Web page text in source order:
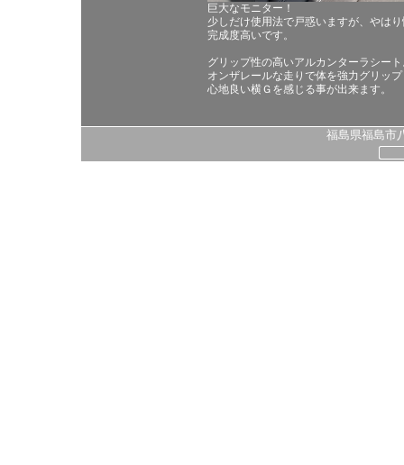
巨大なモニター！
少しだけ使用法で戸惑いますが、やは
完成度高いです。
グリップ性の高いアルカンターラシー
オンザレールな走りで体を強力グリッ
心地良い横Ｇを感じる事が出来ます。
福島県福島市